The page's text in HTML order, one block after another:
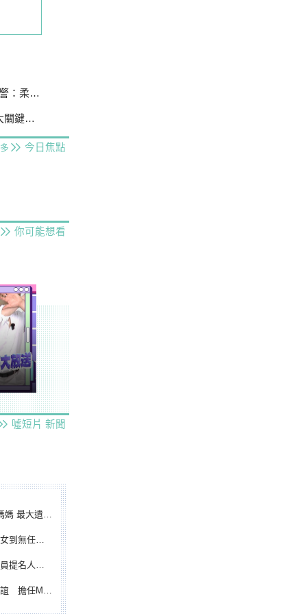
勸導
建置
今日焦點
你可能想看
噓短片 新聞
憾無緣大聯盟
判人生國際發光
名 將另提他人
台灣日開球嘉賓